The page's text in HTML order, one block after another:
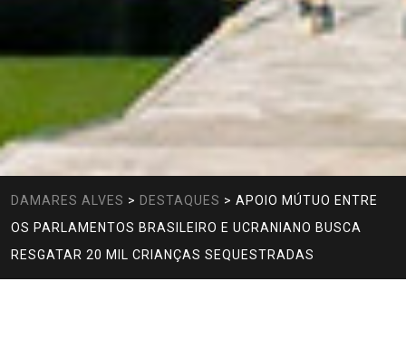
DAMARES ALVES > DESTAQUES > APOIO MÚTUO ENTRE
OS PARLAMENTOS BRASILEIRO E UCRANIANO BUSCA
RESGATAR 20 MIL CRIANÇAS SEQUESTRADAS